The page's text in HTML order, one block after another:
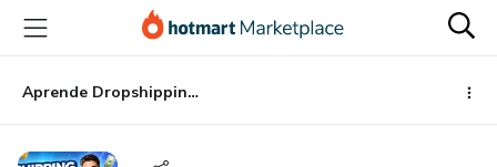
principal
página
de
página
Aprende Dropshipping con Dropi en Paraguay – Guía completa desde cero